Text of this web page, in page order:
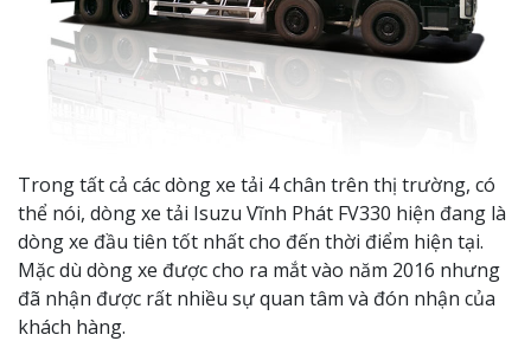
Trong tất cả các dòng xe tải 4 chân trên thị trường, có
thể nói, dòng xe tải Isuzu Vĩnh Phát FV330 hiện đang là
dòng xe đầu tiên tốt nhất cho đến thời điểm hiện tại.
Mặc dù dòng xe được cho ra mắt vào năm 2016 nhưng
đã nhận được rất nhiều sự quan tâm và đón nhận của
khách hàng.